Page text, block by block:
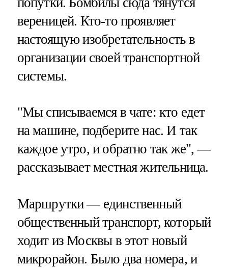
вереницей. Кто-то проявляет
настоящую изобретательность в
организации своей транспортной
системы.
"Мы списываемся в чате: кто едет
на машине, подберите нас. И так
каждое утро, и обратно так же", —
рассказывает местная жительница.
Маршрутки — единственный
общественный транспорт, который
ходит из Москвы в этот новый
микрорайон. Было два номера, и